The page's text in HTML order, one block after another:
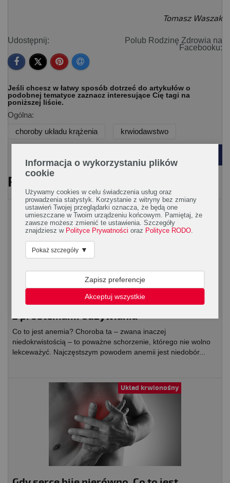
Tomasz Waszak
Udostępnij:
Polub Rodzinę Zdrowia na
Facebooku:
Jeśli chcesz w łatwy sposób dotrzeć do artykułów o
podobnej tematyce zaznacz interesujące Cię tagi na
poniższej liście.
Ogólna:
choroby układu krążenia
krwiodawstwo
PRZECZYTAJ RÓWNIEŻ
Układ krwionośny
Co to jest anemia i czy dotyczy tylko osób
z problemami odżywiania
Co to jest anemia? Choroba ta – zwana inaczej
niedokrwistością – to poważne schorzenie, którego nie wolno
lekceważyć. Najczęstszym powodem anemii jest niedobór...
Układ krwionośny
Informacja o wykorzystaniu plików
cookie
Używamy cookies w celu świadczenia usług oraz
prowadzenia statystyk. Korzystanie z witryny bez zmiany
ustawień Twojej przeglądarki oznacza, że będą one
umieszczane w Twoim urządzeniu końcowym. Pamiętaj, że
zawsze możesz zmienić te ustawienia. Szczegóły
znajdziesz w Polityce Prywatności oraz Polityce RODO.
Pokaż szczegóły ▼
Zapisz preferencje
Akceptuj wszystkie